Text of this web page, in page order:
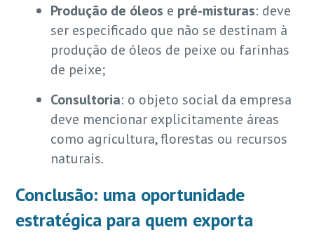
Produção de óleos e pré-misturas: deve
ser especificado que não se destinam à
produção de óleos de peixe ou farinhas
de peixe;
Consultoria: o objeto social da empresa
deve mencionar explicitamente áreas
como agricultura, florestas ou recursos
naturais.
Conclusão: uma oportunidade
estratégica para quem exporta